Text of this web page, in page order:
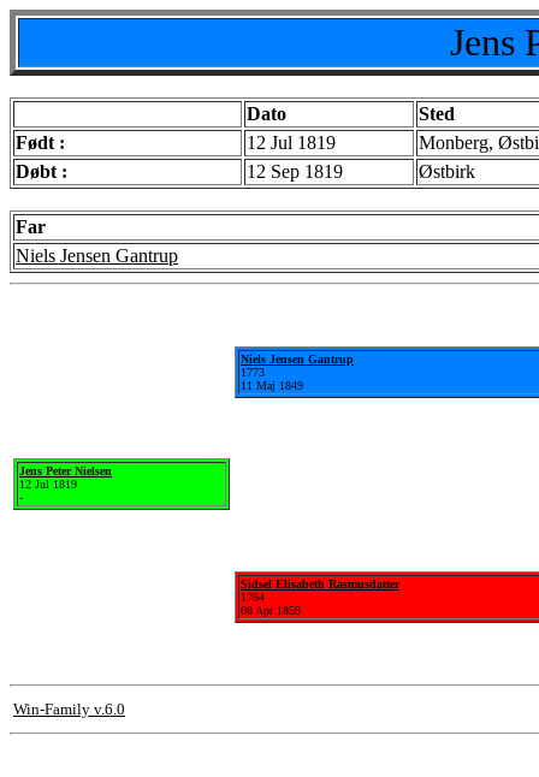
Jens
Dato
Sted
Født :
12 Jul 1819
Monberg,
Døbt :
12 Sep 1819 Østbirk
Far
Niels Jensen Gantrup
Jens Peter Nielsen
12 Jul 1819
-
Niels Jensen Gantrup
1773
11 Maj 1849
Sidsel Elisabeth Rasmusdatter
1784
08 Apr 1859
Win-Family v.6.0